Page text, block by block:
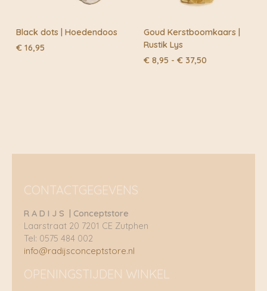
Black dots | Hoedendoos
€ 16,95
Goud Kerstboomkaars |
Rustik Lys
€ 8,95 - € 37,50
CONTACTGEGEVENS
R A D I J S | Conceptstore
Laarstraat 20 7201 CE Zutphen
Tel: 0575 484 002
info@radijsconceptstore.nl
OPENINGSTIJDEN WINKEL